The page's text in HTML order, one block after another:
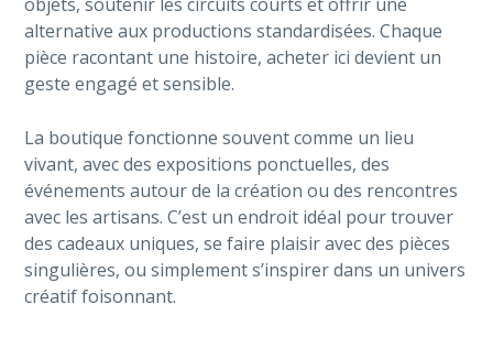
alternative aux productions standardisées. Chaque
pièce racontant une histoire, acheter ici devient un
geste engagé et sensible.
La boutique fonctionne souvent comme un lieu
vivant, avec des expositions ponctuelles, des
événements autour de la création ou des rencontres
avec les artisans. C’est un endroit idéal pour trouver
des cadeaux uniques, se faire plaisir avec des pièces
singulières, ou simplement s’inspirer dans un univers
créatif foisonnant.